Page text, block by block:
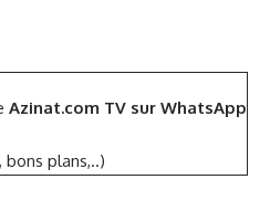
Azinat.com TV sur WhatsApp
plans,..)